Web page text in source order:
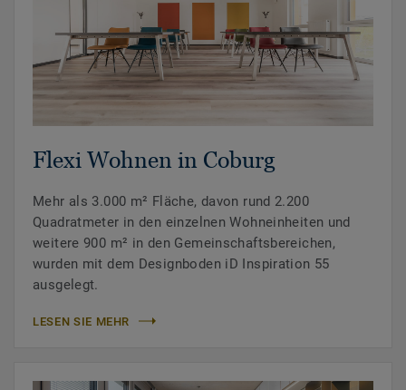
Flexi Wohnen in Coburg
Mehr als 3.000 m² Fläche, davon rund 2.200
Quadratmeter in den einzelnen Wohneinheiten und
weitere 900 m² in den Gemeinschaftsbereichen,
wurden mit dem Designboden iD Inspiration 55
ausgelegt.
LESEN SIE MEHR